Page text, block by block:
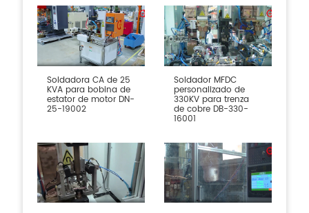
Soldadora CA de 25
KVA para bobina de
estator de motor DN-
25-19002
Soldador MFDC
personalizado de
330KV para trenza
de cobre DB-330-
16001